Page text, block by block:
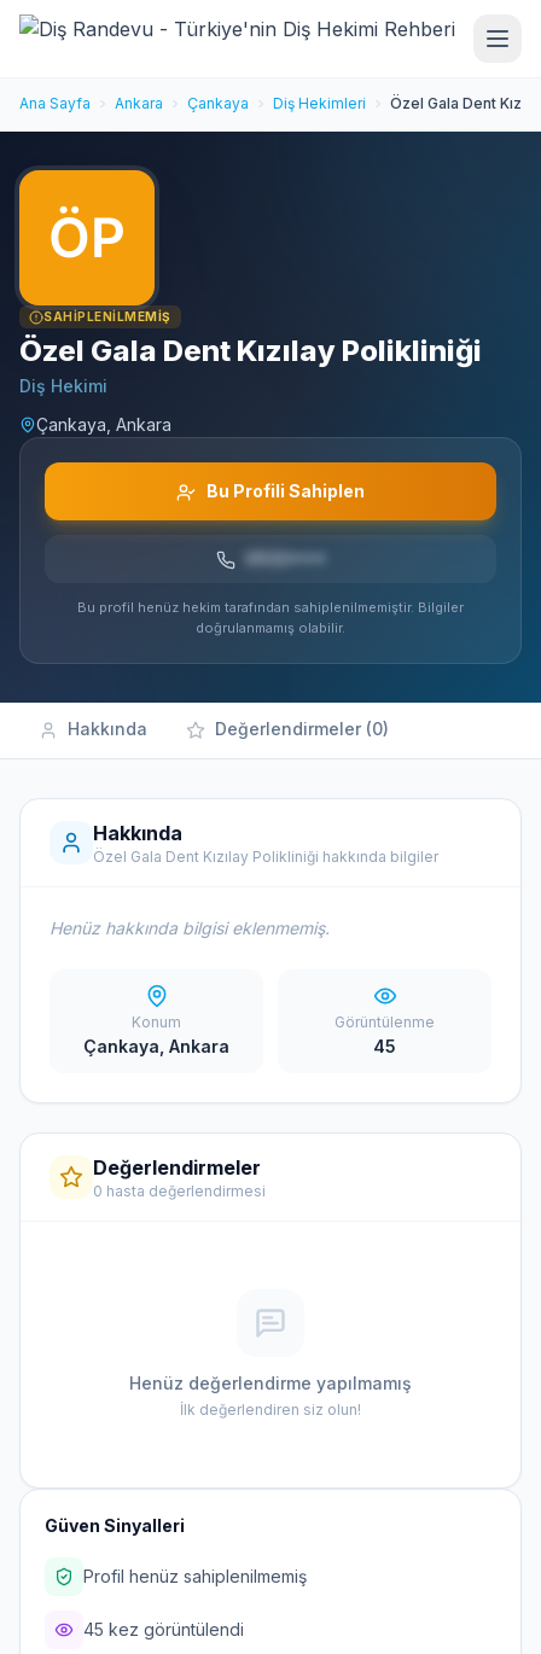
Ana Sayfa Ankara Çankaya Diş Hekimleri Özel Gala Dent
SAHIPLENILMEMIŞ
Özel Gala Dent Kızılay Polikliniği
Diş Hekimi
Çankaya, Ankara
Bu Profili Sahiplen
Bu profil henüz hekim tarafından sahiplenilmemiştir. Bilgiler
doğrulanmamış olabilir.
Hakkında Değerlendirmeler (0)
Hakkında
Özel Gala Dent Kızılay Polikliniği hakkında bilgiler
Henüz hakkında bilgisi eklenmemiş.
Konum
Çankaya, Ankara
Görüntülenme
45
Değerlendirmeler
0 hasta değerlendirmesi
Henüz değerlendirme yapılmamış
İlk değerlendiren siz olun!
Güven Sinyalleri
Profil henüz sahiplenilmemiş
45 kez görüntülendi